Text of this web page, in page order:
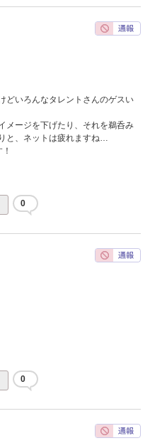
どいろんなタレントさんのゲスい
メージを下げたり、それを鵜呑み
と、ネットは疲れますね…
0
0